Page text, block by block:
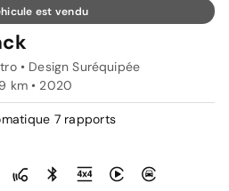
est vendu
• Design Suréquipée
km • 2020
7 rapports